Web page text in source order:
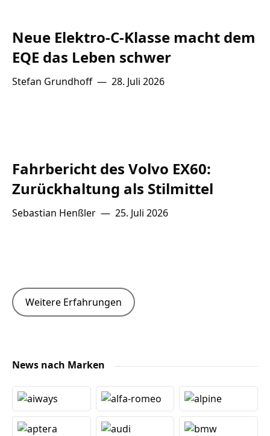
Neue Elektro-C-Klasse macht dem
EQE das Leben schwer
Stefan Grundhoff— 28. Juli 2026
Fahrbericht des Volvo EX60:
Zurückhaltung als Stilmittel
Sebastian Henßler — 25. Juli 2026
Weitere Erfahrungen
News nach Marken